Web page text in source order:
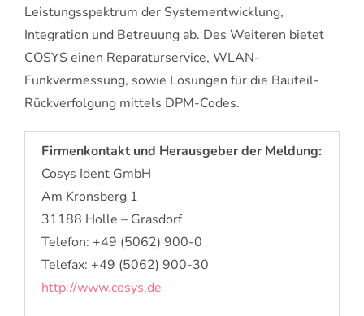
Leistungsspektrum der Systementwicklung,
Integration und Betreuung ab. Des Weiteren bietet
COSYS einen Reparaturservice, WLAN-
Funkvermessung, sowie Lösungen für die Bauteil-
Rückverfolgung mittels DPM-Codes.
Firmenkontakt und Herausgeber der Meldung:
Cosys Ident GmbH
Am Kronsberg 1
31188 Holle – Grasdorf
Telefon: +49 (5062) 900-0
Telefax: +49 (5062) 900-30
http://www.cosys.de